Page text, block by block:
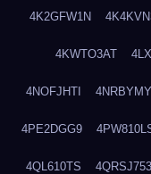
4K2GFW1N
4KWTO3AT
4NOFJHTI
4PE2DGG9
4QL610TS 4QRSJ753